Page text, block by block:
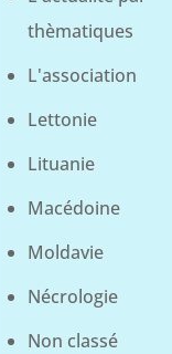
thèmatiques
L'association
Lettonie
Lituanie
Macédoine
Moldavie
Nécrologie
Non classé